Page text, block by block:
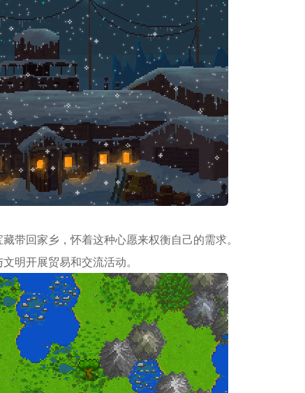
带回家乡，怀着这种心愿来权衡自己的需求。
明开展贸易和交流活动。